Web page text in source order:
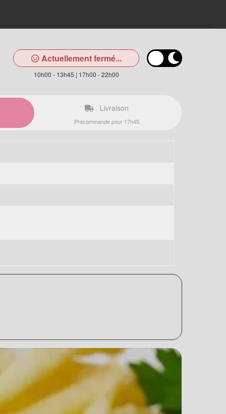
Actuellement fermé...
10h00 - 13h45 | 17h00 - 22h00
Livraison
Précommande pour 17h45